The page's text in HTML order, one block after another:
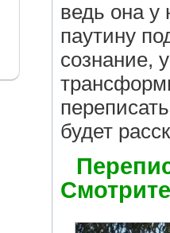
ведь она у
паутину
сознание,
будет